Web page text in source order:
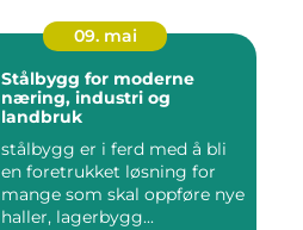
09. mai
Stålbygg for moderne
næring, industri og
landbruk
stålbygg er i ferd med å bli
en foretrukket løsning for
mange som skal oppføre nye
haller, lagerbygg...